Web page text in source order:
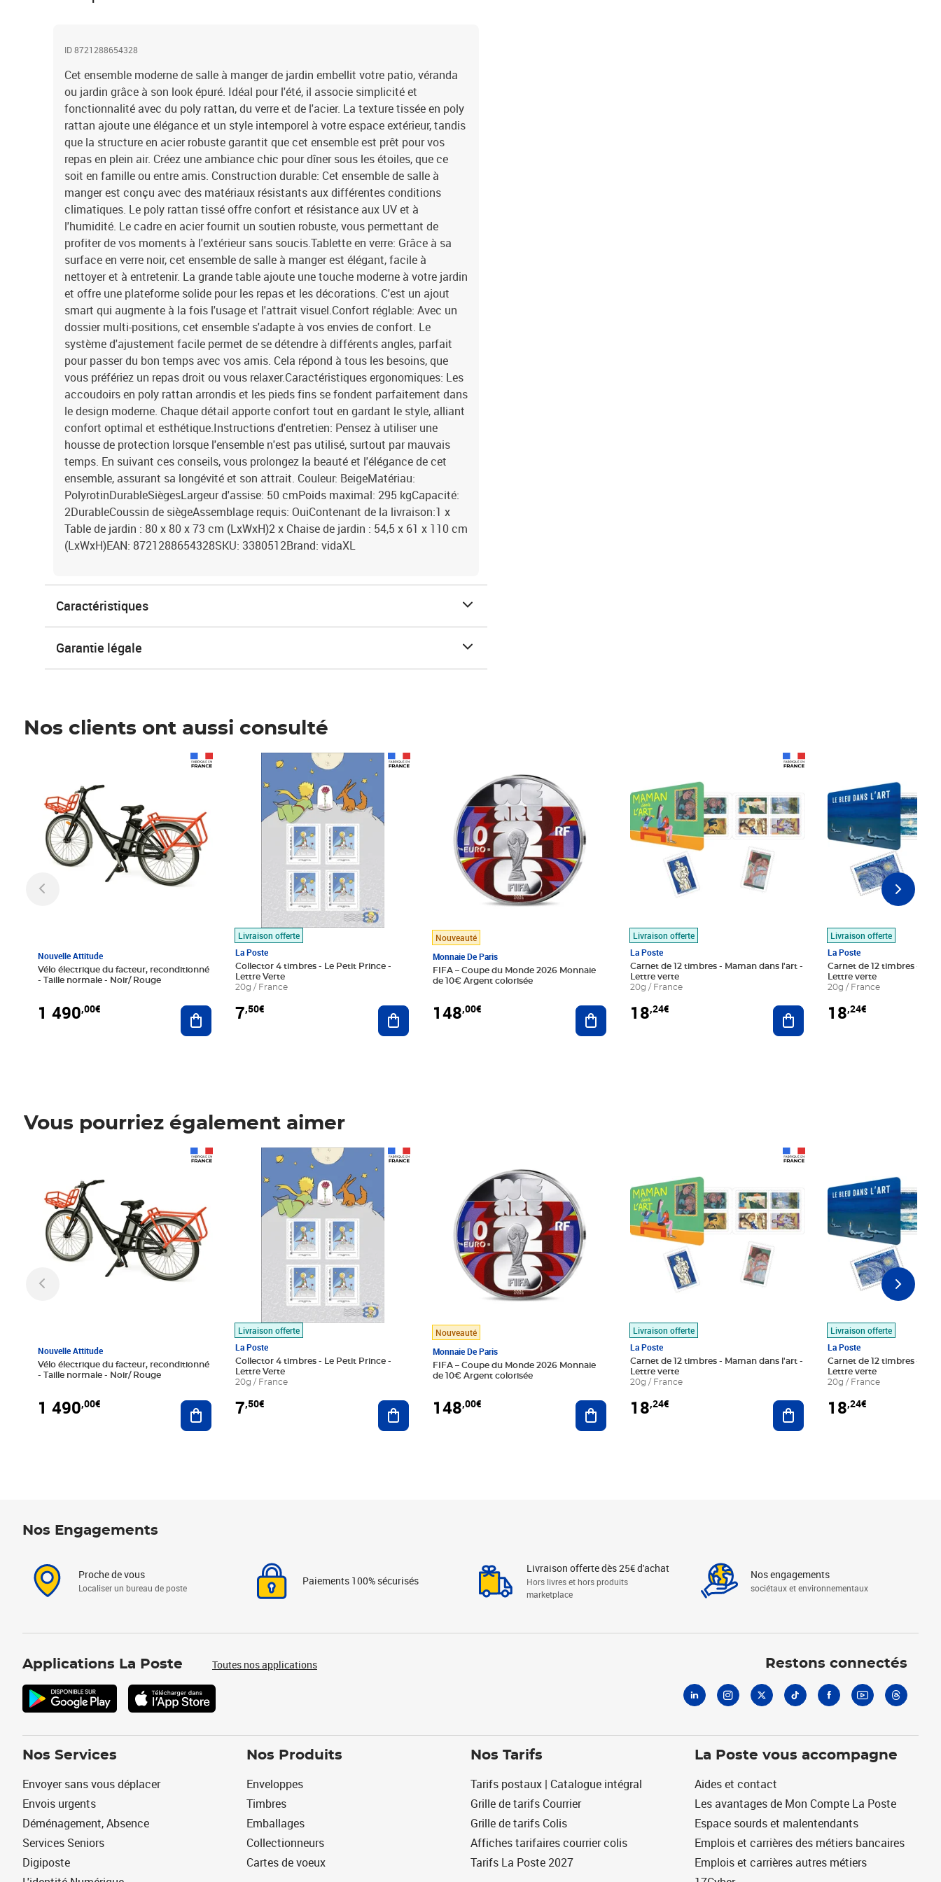
ID 8721288654328
Cet ensemble moderne de salle à manger de jardin embellit votre patio, véranda
ou jardin grâce à son look épuré. Idéal pour l'été, il associe simplicité et
fonctionnalité avec du poly rattan, du verre et de l'acier. La texture tissée en poly
rattan ajoute une élégance et un style intemporel à votre espace extérieur, tandis
que la structure en acier robuste garantit que cet ensemble est prêt pour vos
repas en plein air. Créez une ambiance chic pour dîner sous les étoiles, que ce
soit en famille ou entre amis. Construction durable: Cet ensemble de salle à
manger est conçu avec des matériaux résistants aux différentes conditions
climatiques. Le poly rattan tissé offre confort et résistance aux UV et à
l'humidité. Le cadre en acier fournit un soutien robuste, vous permettant de
profiter de vos moments à l'extérieur sans soucis.Tablette en verre: Grâce à sa
surface en verre noir, cet ensemble de salle à manger est élégant, facile à
nettoyer et à entretenir. La grande table ajoute une touche moderne à votre jardin
et offre une plateforme solide pour les repas et les décorations. C'est un ajout
smart qui augmente à la fois l'usage et l'attrait visuel.Confort réglable: Avec un
dossier multi-positions, cet ensemble s'adapte à vos envies de confort. Le
système d'ajustement facile permet de se détendre à différents angles, parfait
pour passer du bon temps avec vos amis. Cela répond à tous les besoins, que
vous préfériez un repas droit ou vous relaxer.Caractéristiques ergonomiques: Les
accoudoirs en poly rattan arrondis et les pieds fins se fondent parfaitement dans
le design moderne. Chaque détail apporte confort tout en gardant le style, alliant
confort optimal et esthétique.Instructions d'entretien: Pensez à utiliser une
housse de protection lorsque l'ensemble n'est pas utilisé, surtout par mauvais
temps. En suivant ces conseils, vous prolongez la beauté et l'élégance de cet
ensemble, assurant sa longévité et son attrait. Couleur: BeigeMatériau:
PolyrotinDurableSiègesLargeur d'assise: 50 cmPoids maximal: 295 kgCapacité:
2DurableCoussin de siègeAssemblage requis: OuiContenant de la livraison:1 x
Table de jardin : 80 x 80 x 73 cm (LxWxH)2 x Chaise de jardin : 54,5 x 61 x 110 cm
(LxWxH)EAN: 8721288654328SKU: 3380512Brand: vidaXL
Caractéristiques
Garantie légale
Nos clients ont aussi consulté
Nouvelle Attitude
Vélo électrique du facteur, reconditionné
- Taille normale - Noir/ Rouge
1 490,00€ Ajouter au panier
Livraison offerte
La Poste
Collector 4 timbres - Le Petit Prince -
Lettre Verte
20g / France
7,50€
Prix 7,50€
Ajouter au panier
Nouveauté
Monnaie De Paris
FIFA – Coupe du Monde 2026 Monnaie
de 10€ Argent colorisée
148,00€ Ajouter au panier
Livraison offerte
La Poste
Carnet de 12 timbres - Maman dans l'art -
Lettre verte
20g / France
18,24€ Ajouter au panier
Livraison offerte
La Poste
Carnet de 12 timbres - Le
Lettre verte
20g / France
18,24€
Vous pourriez également aimer
Nouvelle Attitude
Vélo électrique du facteur, reconditionné
- Taille normale - Noir/ Rouge
1 490,00€ Ajouter au panier
Livraison offerte
La Poste
Collector 4 timbres - Le Petit Prince -
Lettre Verte
20g / France
7,50€
Prix 7,50€
Ajouter au panier
Nouveauté
Monnaie De Paris
FIFA – Coupe du Monde 2026 Monnaie
de 10€ Argent colorisée
148,00€ Ajouter au panier
Livraison offerte
La Poste
Carnet de 12 timbres - Maman dans l'art -
Lettre verte
20g / France
18,24€ Ajouter au panier
Livraison offerte
La Poste
Carnet de 12 timbres - Le
Lettre verte
20g / France
18,24€
Nos Engagements
Proche de vous
Localiser un bureau de poste
Paiements 100% sécurisés
Livraison offerte dès 25€ d'achat
Hors livres et hors produits
marketplace
Nos engagements
sociétaux et environnementaux
Applications La Poste Toutes nos applications Restons connectés
Nos Services
Envoyer sans vous déplacer
Envois urgents
Déménagement, Absence
Services Seniors
Digiposte
Nos Produits
Enveloppes
Timbres
Emballages
Collectionneurs
Cartes de voeux
Nos Tarifs
Tarifs postaux | Catalogue intégral
Grille de tarifs Courrier
Grille de tarifs Colis
Affiches tarifaires courrier colis
Tarifs La Poste 2027
La Poste vous accompagne
Aides et contact
Les avantages de Mon Compte La Poste
Espace sourds et malentendants
Emplois et carrières des métiers bancaires
Emplois et carrières autres métiers